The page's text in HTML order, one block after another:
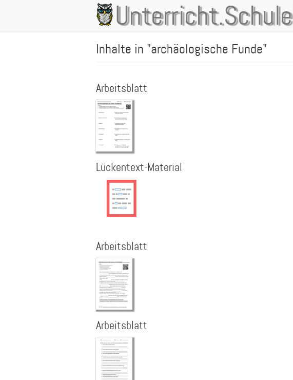
Unterricht.Schule
Main
navigation
Inhalte in "archäologische Funde"
Arbeitsblatt
Lückentext-Material
Arbeitsblatt
Arbeitsblatt